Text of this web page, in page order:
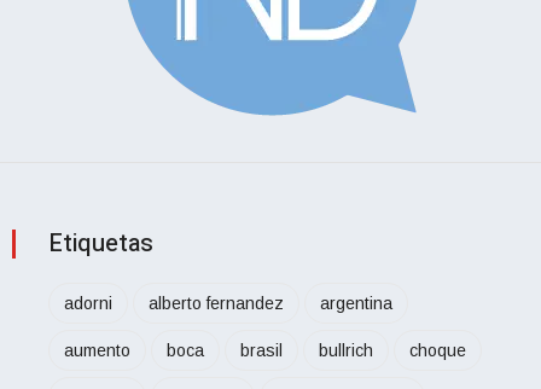
Etiquetas
adorni alberto fernandez argentina
aumento boca brasil bullrich choque